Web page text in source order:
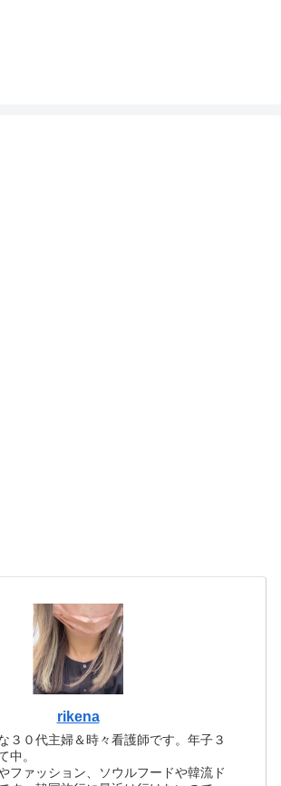
rikena
３０代主婦＆時々看護師です。年子３
中。
ファッション、ソウルフードや韓流ド